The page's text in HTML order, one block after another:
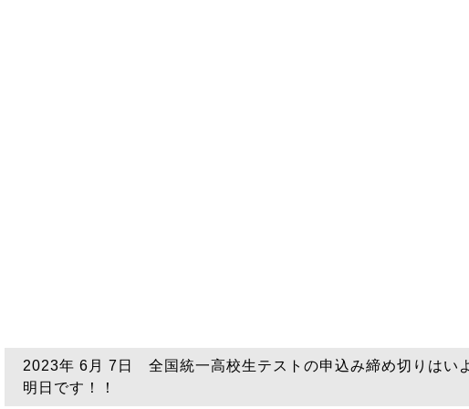
2023年 6月 7日 全国統一高校生テストの申込み締め切りはい
明日です！！